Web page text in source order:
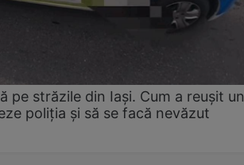
pe străzile din Iași. Cum a reușit un
poliția și să se facă nevăzut